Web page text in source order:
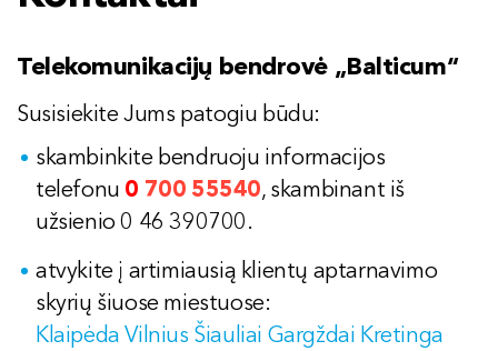
Telekomunikacijų bendrovė „Balticum“
Susisiekite Jums patogiu būdu:
skambinkite bendruoju informacijos
telefonu 0 700 55540, skambinant iš
užsienio 0 46 390700.
atvykite į artimiausią klientų aptarnavimo
skyrių šiuose miestuose:
Klaipėda Vilnius Šiauliai Gargždai Kretinga